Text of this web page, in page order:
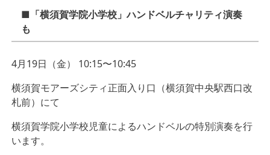
■「横須賀学院小学校」ハンドベルチャリティ演奏
も
4月19日（金） 10:15〜10:45
横須賀モアーズシティ正面入り口（横須賀中央駅西口改
札前）にて
横須賀学院小学校児童によるハンドベルの特別演奏を行
います。